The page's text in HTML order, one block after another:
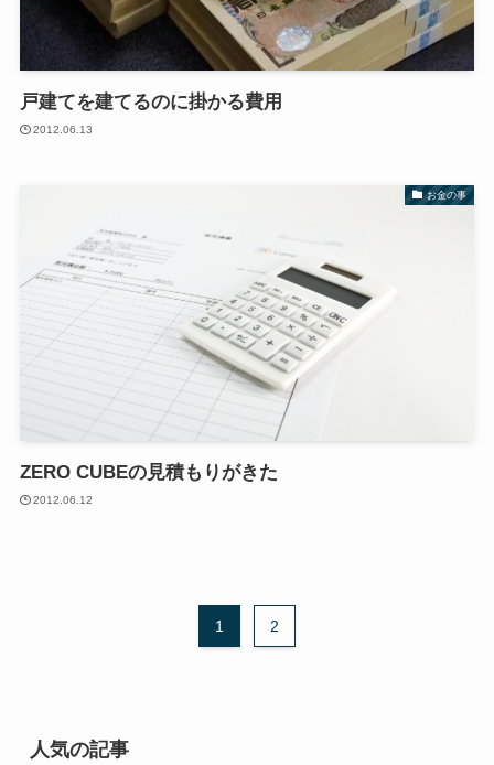
戸建てを建てるのに掛かる費用
2012.06.13
お金の事
ZERO CUBEの見積もりがきた
2012.06.12
1 2
人気の記事